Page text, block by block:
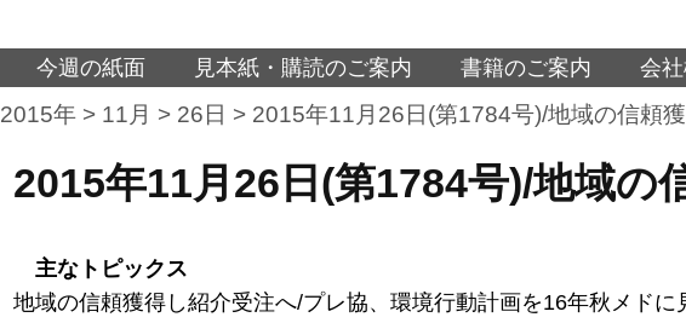
今週の紙面 見本紙・購読のご案内 書籍のご案内 会
2015年 > 11月 > 26日 > 2015年11月26日(第1784号)/地域の信頼
2015年11月26日(第1784号)/地域の
主なトピックス
地域の信頼獲得し紹介受注へ/プレ協、環境行動計画を16年秋メドに